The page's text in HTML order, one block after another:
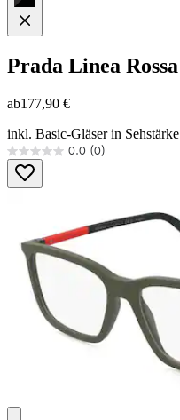
Prada Linea Rossa
ab177,90 €
inkl. Basic-Gläser in Sehstärke
0.0 (0)
0.0
von
5